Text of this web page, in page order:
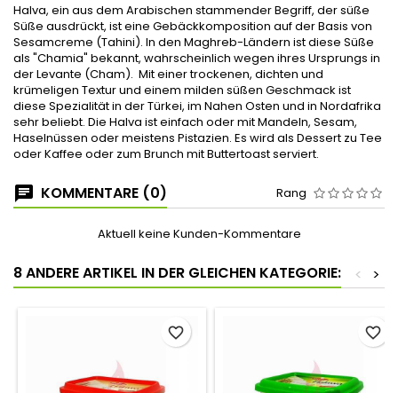
Halva, ein aus dem Arabischen stammender Begriff, der süße
Süße ausdrückt, ist eine Gebäckkomposition auf der Basis von
Sesamcreme (Tahini). In den Maghreb-Ländern ist diese Süße
als "Chamia" bekannt, wahrscheinlich wegen ihres Ursprungs in
der Levante (Cham). Mit einer trockenen, dichten und
krümeligen Textur und einem milden süßen Geschmack ist
diese Spezialität in der Türkei, im Nahen Osten und in Nordafrika
sehr beliebt. Die Halva ist einfach oder mit Mandeln, Sesam,
Haselnüssen oder meistens Pistazien. Es wird als Dessert zu Tee
oder Kaffee oder zum Brunch mit Buttertoast serviert.
KOMMENTARE (0) Rang
Aktuell keine Kunden-Kommentare
8 ANDERE ARTIKEL IN DER GLEICHEN KATEGORIE: >
<
favorite_border favorite_border